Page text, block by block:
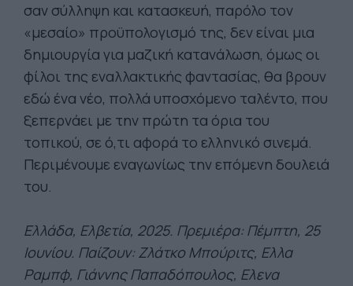
σαν σύλληψη και κατασκευή, παρόλο τον
«μεσαίο» προϋπολογισμό της, δεν είναι μια
δημιουργία για μαζική κατανάλωση, όμως οι
φίλοι της εναλλακτικής φαντασίας, θα βρουν
εδώ ένα νέο, πολλά υποσχόμενο ταλέντο, που
ξεπερνάει με την πρώτη τα όρια του
τοπικού, σε ό,τι αφορά το ελληνικό σινεμά.
Περιμένουμε εναγωνίως την επόμενη δουλειά
του.
Ελλάδα, Ελβετία, 2025. Πρεμιέρα: Πέμπτη, 25
Ιουνίου. Παίζουν: Ζλάτκο Μπούριτς, Ελλα
Ραμπφ, Γιάννης Παπαδόπουλος, Ελενα